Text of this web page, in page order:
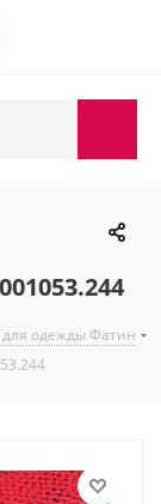
для одежды Фатин